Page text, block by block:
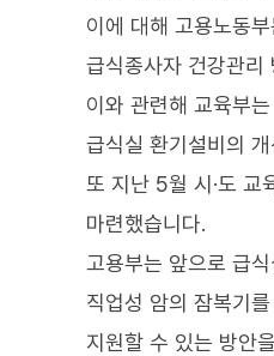
이에 대해 고용노동
급식종사자 건강관리
이와 관련해 교육부
급식실 환기설비의
또 지난 5월 시·도 교
마련했습니다.
고용부는 앞으로 급
직업성 암의 잠복기
지원할 수 있는 방안